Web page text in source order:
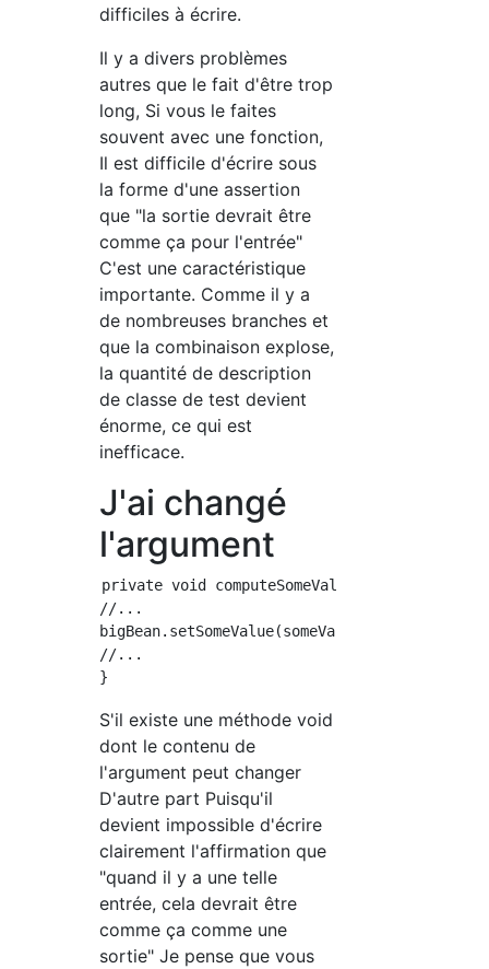
difficiles à écrire.
Il y a divers problèmes
autres que le fait d'être trop
long, Si vous le faites
souvent avec une fonction,
Il est difficile d'écrire sous
la forme d'une assertion
que "la sortie devrait être
comme ça pour l'entrée"
C'est une caractéristique
importante. Comme il y a
de nombreuses branches et
que la combinaison explose,
la quantité de description
de classe de test devient
énorme, ce qui est
inefficace.
J'ai changé
l'argument
private void computeSomeValue(BigBean
//...
bigBean.setSomeValue(someValue);
//...
S'il existe une méthode void
dont le contenu de
l'argument peut changer
D'autre part Puisqu'il
devient impossible d'écrire
clairement l'affirmation que
"quand il y a une telle
entrée, cela devrait être
comme ça comme une
sortie" Je pense que vous